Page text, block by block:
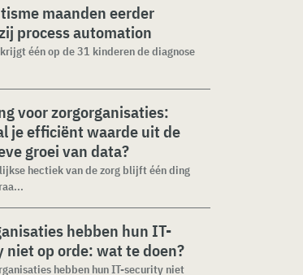
maanden eerder
process automation
één op de 31 kinderen de diagnose
voor zorgorganisaties:
je efficiënt waarde uit de
groei van data?
hectiek van de zorg blijft één ding
hebben hun IT-
niet op orde: wat te doen?
hebben hun IT-security niet